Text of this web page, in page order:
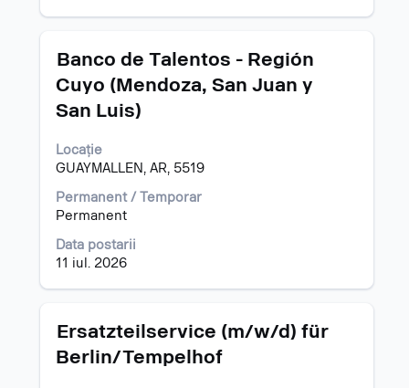
Titlu
Banco de Talentos - Región
Cuyo (Mendoza, San Juan y
San Luis)
Locație
GUAYMALLEN, AR, 5519
Permanent / Temporar
Permanent
Data postarii
11 iul. 2026
Selectați
tasta
spațiu
a
vizualiza
conținut
al
informațiilor
despre
Titlu
Ersatzteilservice (m/w/d) für
Berlin/Tempelhof
Selectați
tasta